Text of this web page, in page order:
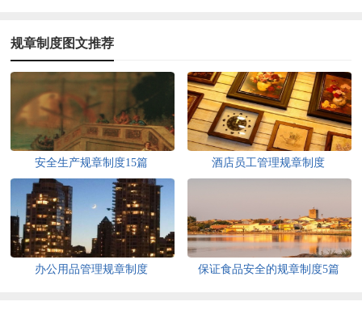
规章制度图文推荐
安全生产规章制度15篇 酒店员工管理规章制度
办公用品管理规章制度 保证食品安全的规章制度5篇